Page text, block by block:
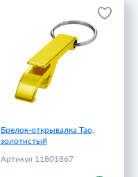
Брелок-открывалка Tao,
золотистый
Артикул 11801867
Брелок-открывалка Tao,
золотистый
Артикул 11801867